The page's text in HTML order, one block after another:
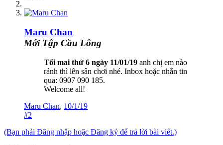
Maru Chan
Mới Tập Cầu Lông
Tối mai thứ 6 ngày 11/01/19 anh chị em nào
rảnh thì lên sân chơi nhé. Inbox hoặc nhắn tin
qua: 0907 090 185.
Welcome all!
Maru Chan, 10/1/19
#2
(Bạn phải Đăng nhập hoặc Đăng ký để trả lời bài viết.)